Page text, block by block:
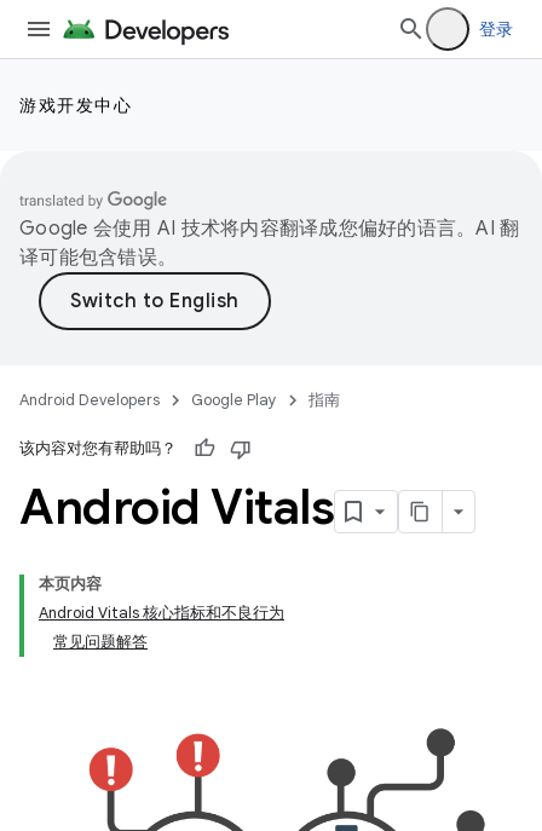
登录
游戏开发中心
Google 会使用 AI 技术将内容翻译成您偏好的语言。AI 翻
译可能包含错误。
Android Developers Google Play 指南
该内容对您有帮助吗？
Android Vitals
本页内容
Android Vitals 核心指标和不良行为
常见问题解答